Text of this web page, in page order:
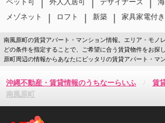
メゾネット ｜ ロフト ｜ 新築 ｜ 家具家電付き
南風原町の賃貸アパート・マンション情報。エリア・モノ
どの条件を指定することで、ご希望に合う賃貸物件をお探
原町周辺の情報からあなたにピッタリの賃貸アパート・マ
沖縄不動産・賃貸情報のうちなーらいふ
賃
南風原町